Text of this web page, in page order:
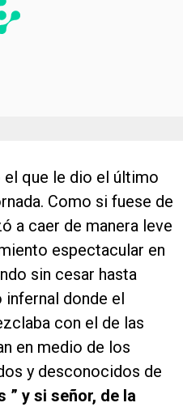
que le dio el último
Como si fuese de
a caer de manera leve
espectacular en
sin cesar hasta
donde el
con el de las
en medio de los
y desconocidos de
” y si señor, de la